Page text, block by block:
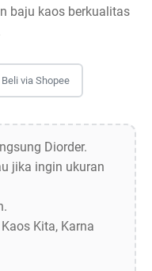
baju kaos berkualitas
Beli via Shopee
Diorder.
jika ingin ukuran
Kita, Karna